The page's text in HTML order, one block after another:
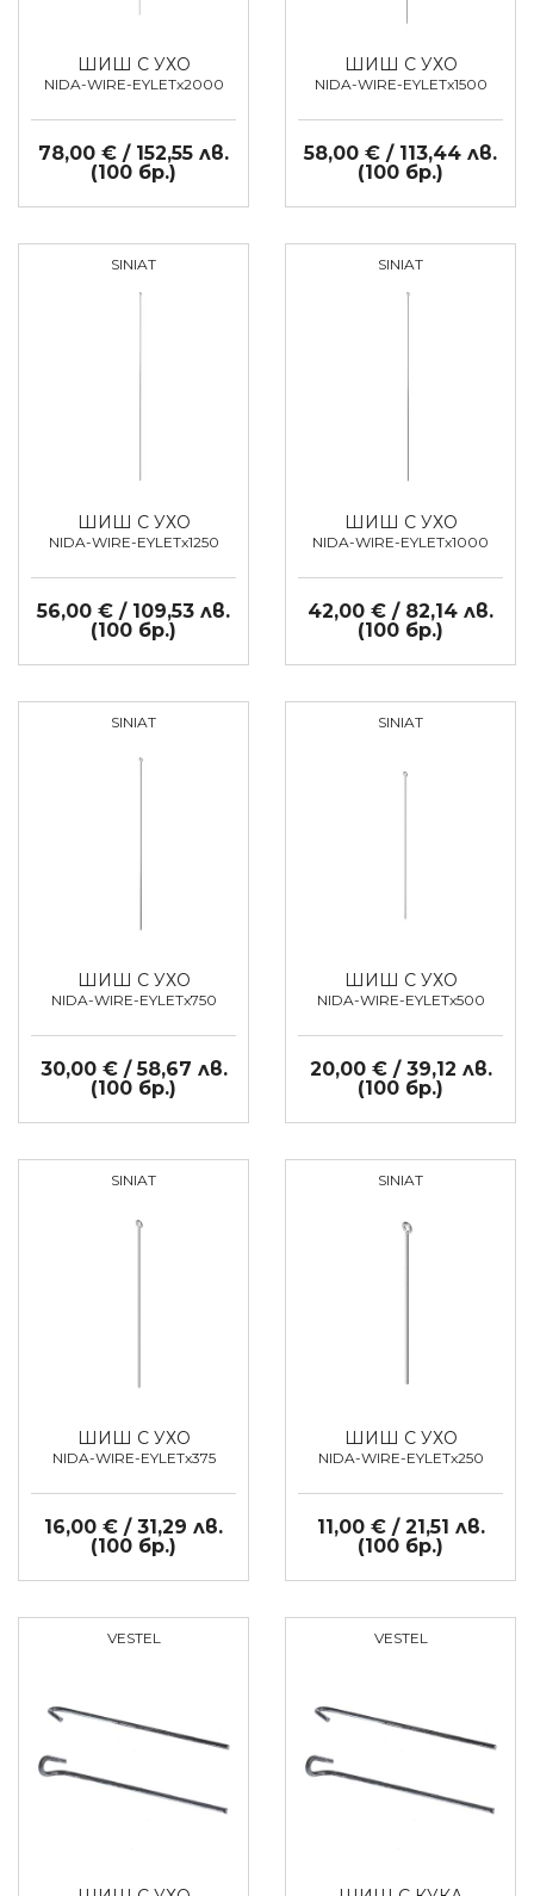
ШИШ С УХО
NIDA-WIRE-EYLETx2000
78,00 € / 152,55 лв.
(100 бр.)
ШИШ С УХО
NIDA-WIRE-EYLETx1500
58,00 € / 113,44 лв.
(100 бр.)
SINIAT
ШИШ С УХО
NIDA-WIRE-EYLETx1250
56,00 € / 109,53 лв.
(100 бр.)
SINIAT
ШИШ С УХО
NIDA-WIRE-EYLETx1000
42,00 € / 82,14 лв.
(100 бр.)
SINIAT
ШИШ С УХО
NIDA-WIRE-EYLETx750
30,00 € / 58,67 лв.
(100 бр.)
SINIAT
ШИШ С УХО
NIDA-WIRE-EYLETx500
20,00 € / 39,12 лв.
(100 бр.)
SINIAT
ШИШ С УХО
NIDA-WIRE-EYLETx375
16,00 € / 31,29 лв.
(100 бр.)
SINIAT
ШИШ С УХО
NIDA-WIRE-EYLETx250
11,00 € / 21,51 лв.
(100 бр.)
VESTEL VESTEL